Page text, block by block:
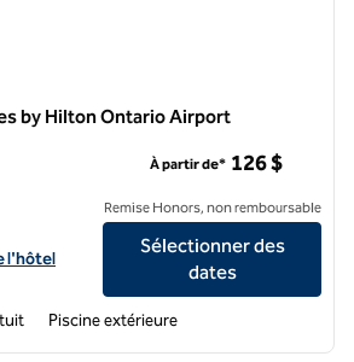
by Hilton Ontario Airport
Home2 Suites by Hilton Ontario Airport
l'hôtel
À partir de* 126 $
Remise Honors, non remboursable
Sélectionner des
dates
Piscine extérieure